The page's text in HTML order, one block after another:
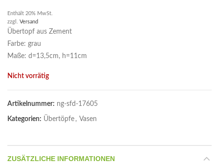
Enthält 20% MwSt.
zzgl. Versand
Übertopf aus Zement
Farbe: grau
Maße: d=13,5cm, h=11cm
Nicht vorrätig
Artikelnummer: ng-sfd-17605
Kategorien: Übertöpfe , Vasen
ZUSÄTZLICHE INFORMATIONEN